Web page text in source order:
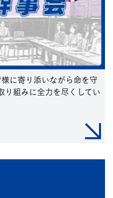
様に寄り添いながら命を守
り組みに全力を尽くしてい